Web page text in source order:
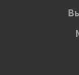
Введите